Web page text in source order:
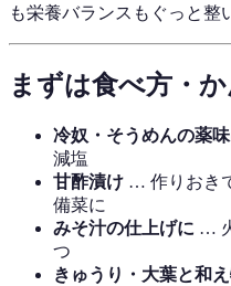
も栄養バランスもぐっと整
まずは食べ方・
冷奴・そうめんの薬
減塩
甘酢漬け … 作りおき
備菜に
みそ汁の仕上げに …
つ
きゅうり・大葉と和